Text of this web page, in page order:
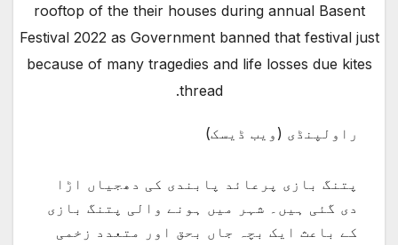
rooftop of the their houses during annual Basent
Festival 2022 as Government banned that festival just
because of many tragedies and life losses due kites
thread.
راولپنڈی (ویب ڈیسک)
پتنگ بازی پرعائد پابندی کی دھجیاں اڑا
دی گئی ہیں۔ شہر میں ہونے والی پتنگ بازی
کے باعث ایک بچہ جاں بحق اور متعدد زخمی